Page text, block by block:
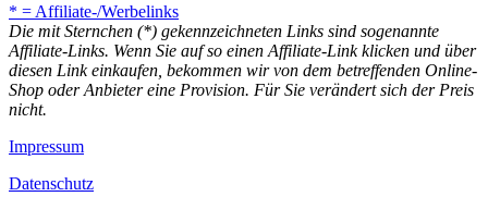
* = Affiliate-/Werbelinks
Die mit Sternchen (*) gekennzeichneten Links sind sogenannte
Affiliate-Links. Wenn Sie auf so einen Affiliate-Link klicken und über
diesen Link einkaufen, bekommen wir von dem betreffenden Online-
Shop oder Anbieter eine Provision. Für Sie verändert sich der Preis
nicht.
Impressum
Datenschutz